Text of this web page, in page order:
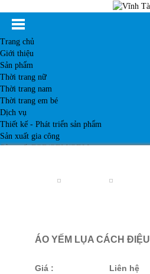
Trang chủ
Giới thiệu
Sản phẩm
Thời trang nữ
Thời trang nam
Thời trang em bé
Dịch vụ
Thiết kế - Phát triển sản phẩm
Sản xuất gia công
Sản xuất FOB/OEM/ODM
ÁO YẾM LỤA CÁCH ĐIỆU
Giá : Liên hệ